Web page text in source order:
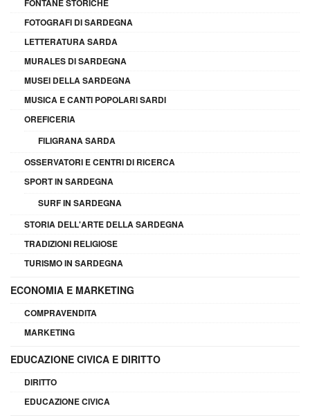
FONTANE STORICHE
FOTOGRAFI DI SARDEGNA
LETTERATURA SARDA
MURALES DI SARDEGNA
MUSEI DELLA SARDEGNA
MUSICA E CANTI POPOLARI SARDI
OREFICERIA
FILIGRANA SARDA
OSSERVATORI E CENTRI DI RICERCA
SPORT IN SARDEGNA
SURF IN SARDEGNA
STORIA DELL'ARTE DELLA SARDEGNA
TRADIZIONI RELIGIOSE
TURISMO IN SARDEGNA
ECONOMIA E MARKETING
COMPRAVENDITA
MARKETING
EDUCAZIONE CIVICA E DIRITTO
DIRITTO
EDUCAZIONE CIVICA